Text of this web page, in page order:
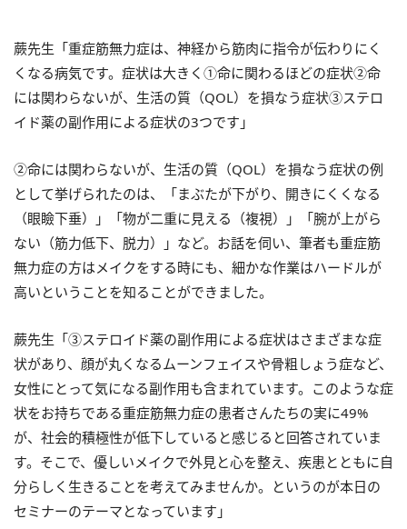
蕨先生「重症筋無力症は、神経から筋肉に指令が伝わりにく
くなる病気です。症状は大きく①命に関わるほどの症状②命
には関わらないが、生活の質（QOL）を損なう症状③ステロ
イド薬の副作用による症状の3つです」
②命には関わらないが、生活の質（QOL）を損なう症状の例
として挙げられたのは、「まぶたが下がり、開きにくくなる
（眼瞼下垂）」「物が二重に見える（複視）」「腕が上がら
ない（筋力低下、脱力）」など。お話を伺い、筆者も重症筋
無力症の方はメイクをする時にも、細かな作業はハードルが
高いということを知ることができました。
蕨先生「③ステロイド薬の副作用による症状はさまざまな症
状があり、顔が丸くなるムーンフェイスや骨粗しょう症など、
女性にとって気になる副作用も含まれています。このような症
状をお持ちである重症筋無力症の患者さんたちの実に49%
が、社会的積極性が低下していると感じると回答されていま
す。そこで、優しいメイクで外見と心を整え、疾患とともに自
分らしく生きることを考えてみませんか。というのが本日の
セミナーのテーマとなっています」